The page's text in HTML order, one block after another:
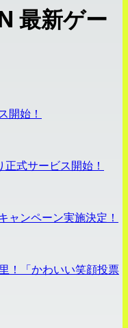
最新ゲー
開始！
式サービス開始！
ャンペーン実施決定！
！「かわいい笑顔投票